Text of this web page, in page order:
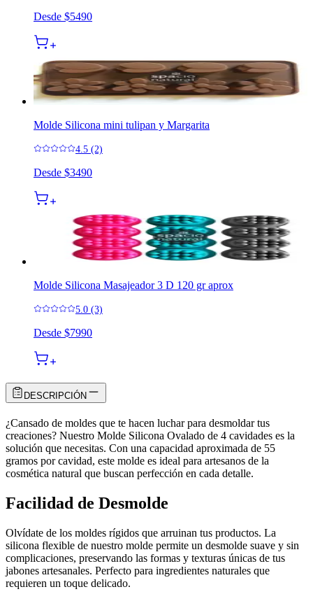
Desde $5490
Molde Silicona mini tulipan y Margarita
4.5 (2)
Desde $3490
Molde Silicona Masajeador 3 D 120 gr aprox
5.0 (3)
Desde $7990
DESCRIPCIÓN
¿Cansado de moldes que te hacen luchar para desmoldar tus
creaciones? Nuestro Molde Silicona Ovalado de 4 cavidades es la
solución que necesitas. Con una capacidad aproximada de 55
gramos por cavidad, este molde es ideal para artesanos de la
cosmética natural que buscan perfección en cada detalle.
Facilidad de Desmolde
Olvídate de los moldes rígidos que arruinan tus productos. La
silicona flexible de nuestro molde permite un desmolde suave y sin
complicaciones, preservando las formas y texturas únicas de tus
jabones artesanales. Perfecto para ingredientes naturales que
requieren un toque delicado.